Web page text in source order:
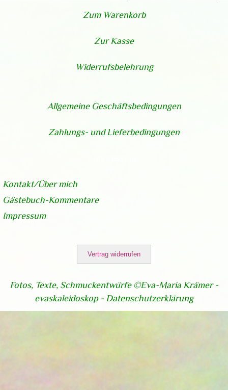
Zum Warenkorb
Zur Kasse
Widerrufsbelehrung
Allgemeine Geschäftsbedingungen
Zahlungs- und Lieferbedingungen
Kontakt/Übermich
Gästebuch-Kommentare
Impressum
Vertrag widerrufen
Fotos, Texte, Schmuckentwürfe ©Eva-Maria Krämer -
evaskaleidoskop - Datenschutzerklärung